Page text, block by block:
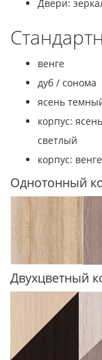
Двери:
венге
дуб / сонома
ясень
корпус:
светлый
корпус:
Однотонный
Двухцветный